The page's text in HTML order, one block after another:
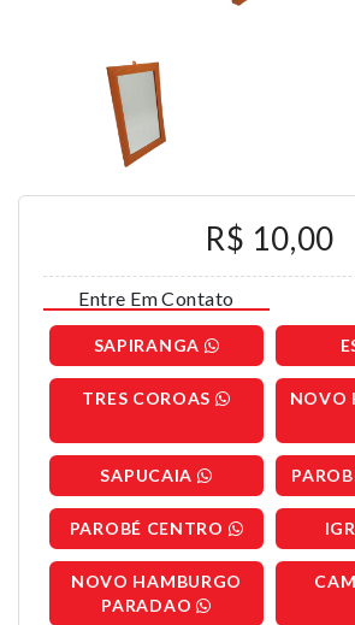
R$ 10,00
Entre Em Contato
SAPIRANGA
TRES COROAS NOVO
SAPUCAIA
PAROBÉ CENTRO
NOVO HAMBURGO
PARADAO